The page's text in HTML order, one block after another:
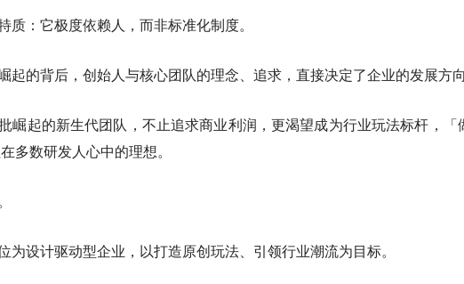
质： 它极度依赖人，而非标准化制度。
起的背后，创始人与核心团队的理念、追求，直接决定了企业的发展方向
崛起的新生代团队，不止追求商业利润，更渴望成为行业玩法标杆，「
多数研发人心中的理想。
为设计驱动型企业，以打造原创玩法、引领行业潮流为目标。